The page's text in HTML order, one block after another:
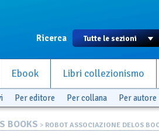
Ricerca
Ebook Libri collezionismo
Per editore Per collana Per autore
BOOKS > ROBOT ASSOCIAZIONE DELOS